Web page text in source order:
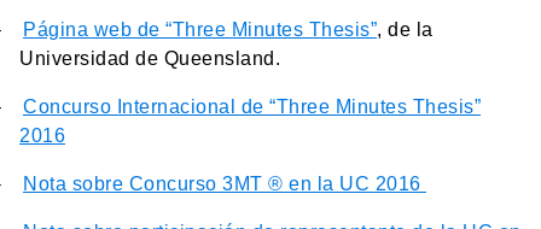
Página web de “Three Minutes Thesis”, de la
Universidad de Queensland.
Concurso Internacional de “Three Minutes Thesis”
2016
Nota sobre Concurso 3MT ® en la UC 2016